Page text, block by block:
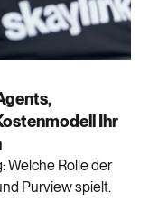
Ihr
Welche Rolle der
Purview spielt.